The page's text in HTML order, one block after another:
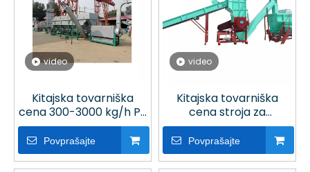
video
Kitajska tovarniška
cena 300-3000 kg/h PP
PE linija za pranje
steklenic za obrat za
recikliranje plastike
Povprašajte
video
Kitajska tovarniška
cena stroja za
recikliranje plastike PP
PE linija za pranje
steklenic z visoko
zmogljivostjo
Povprašajte